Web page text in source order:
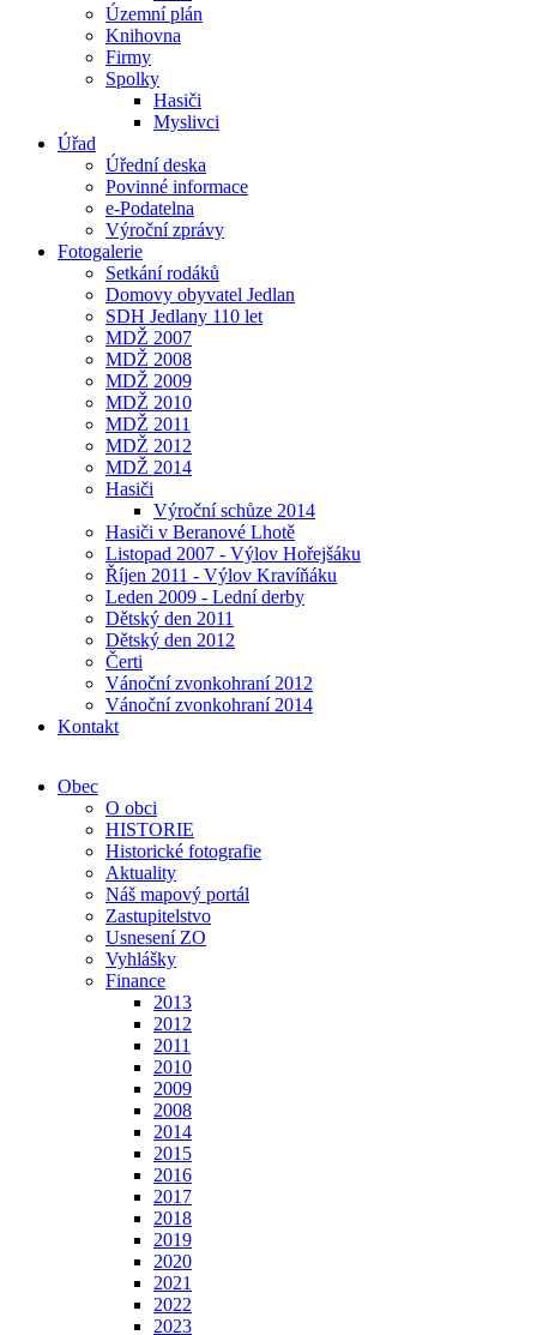
Územní plán
Knihovna
Firmy
Spolky
Hasiči
Myslivci
Úřad
Úřední deska
Povinné informace
e-Podatelna
Výroční zprávy
Fotogalerie
Setkání rodáků
Domovy obyvatel Jedlan
SDH Jedlany 110 let
MDŽ 2007
MDŽ 2008
MDŽ 2009
MDŽ 2010
MDŽ 2011
MDŽ 2012
MDŽ 2014
Hasiči
Výroční schůze 2014
Hasiči v Beranové Lhotě
Listopad 2007 - Výlov Hořejšáku
Říjen 2011 - Výlov Kravíňáku
Leden 2009 - Lední derby
Dětský den 2011
Dětský den 2012
Čerti
Vánoční zvonkohraní 2012
Vánoční zvonkohraní 2014
Kontakt
Obec
O obci
HISTORIE
Historické fotografie
Aktuality
Náš mapový portál
Zastupitelstvo
Usnesení ZO
Vyhlášky
Finance
2013
2012
2011
2010
2009
2008
2014
2015
2016
2017
2018
2019
2020
2021
2022
2023